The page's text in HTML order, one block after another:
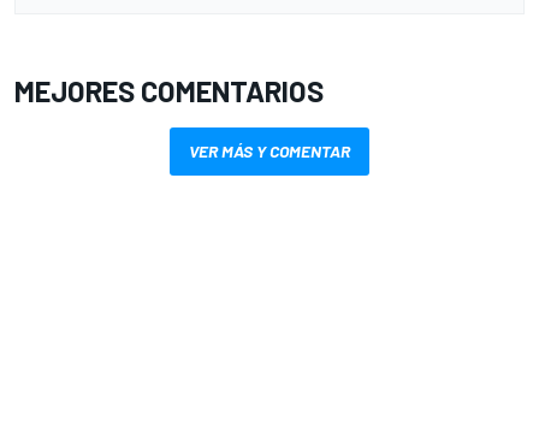
MEJORES COMENTARIOS
VER MÁS Y COMENTAR